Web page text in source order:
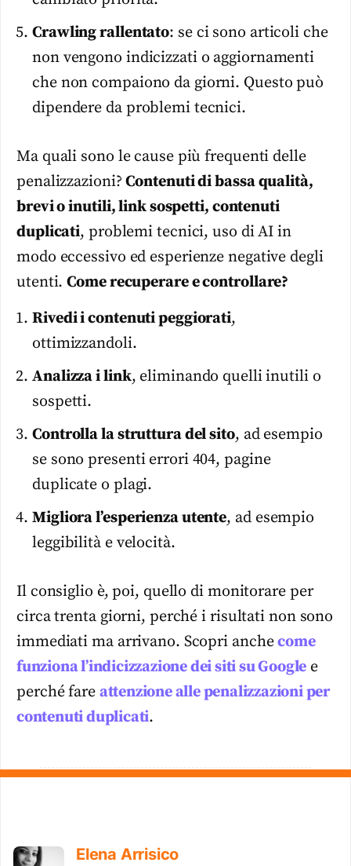
Crawling rallentato: se ci sono articoli che
non vengono indicizzati o aggiornamenti
che non compaiono da giorni. Questo può
dipendere da problemi tecnici.
Ma quali sono le cause più frequenti delle
penalizzazioni?Contenuti di bassa qualità,
brevi o inutili, link sospetti, contenuti
duplicati, problemi tecnici, uso di AI in
modo eccessivo ed esperienze negative degli
utenti.Come recuperare e controllare?
Rivedi i contenuti peggiorati,
ottimizzandoli.
Analizza i link, eliminando quelli inutili o
sospetti.
Controlla la struttura del sito, ad esempio
se sono presenti errori 404, pagine
duplicate o plagi.
Migliora l’esperienza utente, ad esempio
leggibilità e velocità.
Il consiglio è, poi, quello di monitorare per
circa trenta giorni, perché i risultati non sono
immediati ma arrivano. Scopri anchecome
funziona l’indicizzazione dei siti su Google e
perché fare attenzione alle penalizzazioni per
contenuti duplicati.
Elena Arrisico